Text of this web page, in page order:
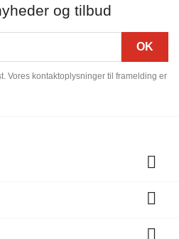
og tilbud
Vores kontaktoplysninger til framelding er


